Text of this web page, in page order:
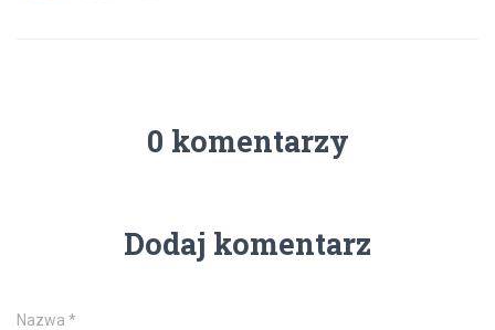
0 komentarzy
Dodaj komentarz
Nazwa *